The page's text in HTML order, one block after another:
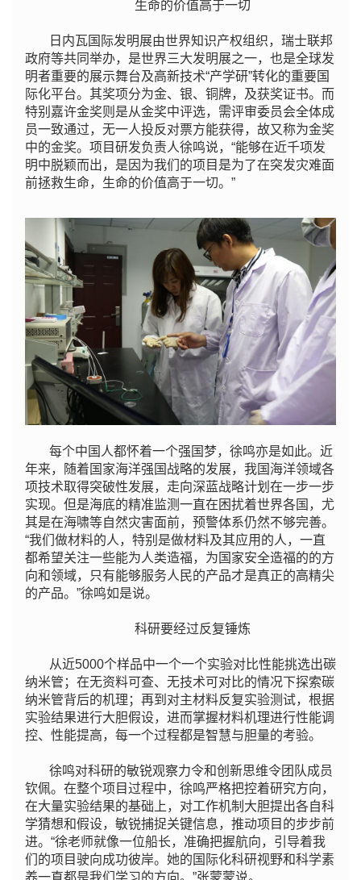
生命的价值高于一切
日内瓦国际发明展由世界知识产权组织，瑞士联邦
政府等共同举办，是世界三大发明展之一，也是全球发
明者重要的展示舞台及高新技术“产学研”转化的重要国
际化平台。其奖项分为金、银、铜牌，及获奖证书。而
特别嘉许金奖则是从金奖中评选，需评审委员会全体成
员一致通过，无一人投反对票方能获得，故又称为金奖
中的金奖。项目研发负责人徐鸣说，“能够在近千项发
明中脱颖而出，是因为我们的项目是为了在突发灾难面
前拯救生命，生命的价值高于一切。”
每个中国人都怀着一个强国梦，徐鸣亦是如此。近
年来，随着国家海洋强国战略的发展，我国海洋领域各
项技术取得突破性发展，走向深蓝战略计划在一步一步
实现。但是海底的精准监测一直在困扰着世界各国，尤
其是在海啸等自然灾害面前，预警体系仍然不够完善。
“我们做材料的人，特别是做材料及其应用的人，一直
都希望关注一些能为人类造福，为国家安全造福的的方
向和领域，只有能够服务人民的产品才是真正的高精尖
的产品。”徐鸣如是说。
科研要经过反复锤炼
从近5000个样品中一个一个实验对比性能挑选出碳
纳米管；在无资料可查、无技术可对比的情况下探索碳
纳米管背后的机理；再到对主材料反复实验测试，根据
实验结果进行大胆假设，进而掌握材料机理进行性能调
控、性能提高，每一个过程都是智慧与胆量的考验。
徐鸣对科研的敏锐观察力令和创新思维令团队成员
钦佩。在整个项目过程中，徐鸣严格把控着研究方向，
在大量实验结果的基础上，对工作机制大胆提出各自科
学猜想和假设，敏锐捕捉关键信息，推动项目的步步前
进。“徐老师就像一位船长，准确把握航向，引导着我
们的项目驶向成功彼岸。她的国际化科研视野和科学素
养一直都是我们学习的方向。”张蒙蒙说。